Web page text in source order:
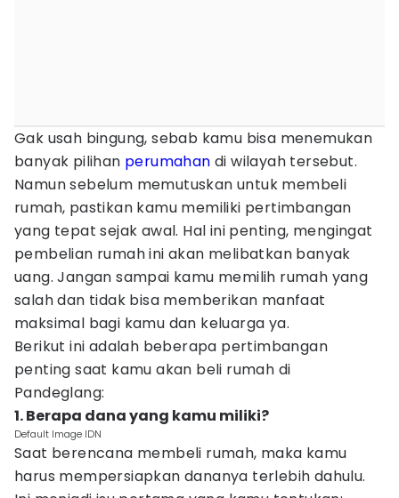
Gak usah bingung, sebab kamu bisa menemukan
banyak pilihan perumahan di wilayah tersebut.
Namun sebelum memutuskan untuk membeli
rumah, pastikan kamu memiliki pertimbangan
yang tepat sejak awal. Hal ini penting, mengingat
pembelian rumah ini akan melibatkan banyak
uang. Jangan sampai kamu memilih rumah yang
salah dan tidak bisa memberikan manfaat
maksimal bagi kamu dan keluarga ya.
Berikut ini adalah beberapa pertimbangan
penting saat kamu akan beli rumah di
Pandeglang:
1. Berapa dana yang kamu miliki?
Default Image IDN
Saat berencana membeli rumah, maka kamu
harus mempersiapkan dananya terlebih dahulu.